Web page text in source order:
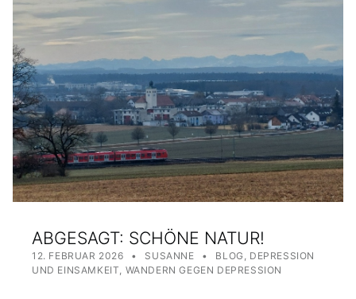
ABGESAGT: SCHÖNE NATUR!
POSTED ON:
12. FEBRUAR 2026
WRITTEN BY:
SUSANNE CATEGORIZED IN:
BLOG , DEPRESSION
UND EINSAMKEIT, WANDERN GEGEN DEPRESSION